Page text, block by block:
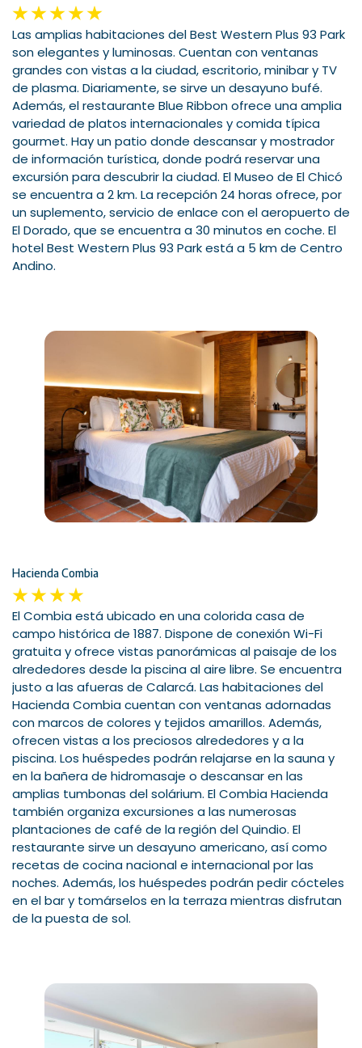
Las amplias habitaciones del Best Western Plus 93 Park
son elegantes y luminosas. Cuentan con ventanas
grandes con vistas a la ciudad, escritorio, minibar y TV
de plasma. Diariamente, se sirve un desayuno bufé.
Además, el restaurante Blue Ribbon ofrece una amplia
variedad de platos internacionales y comida típica
gourmet. Hay un patio donde descansar y mostrador
de información turística, donde podrá reservar una
excursión para descubrir la ciudad. El Museo de El Chicó
se encuentra a 2 km. La recepción 24 horas ofrece, por
un suplemento, servicio de enlace con el aeropuerto de
El Dorado, que se encuentra a 30 minutos en coche. El
hotel Best Western Plus 93 Park está a 5 km de Centro
Andino.
Hacienda Combia
El Combia está ubicado en una colorida casa de
campo histórica de 1887. Dispone de conexión Wi-Fi
gratuita y ofrece vistas panorámicas al paisaje de los
alrededores desde la piscina al aire libre. Se encuentra
justo a las afueras de Calarcá. Las habitaciones del
Hacienda Combia cuentan con ventanas adornadas
con marcos de colores y tejidos amarillos. Además,
ofrecen vistas a los preciosos alrededores y a la
piscina. Los huéspedes podrán relajarse en la sauna y
en la bañera de hidromasaje o descansar en las
amplias tumbonas del solárium. El Combia Hacienda
también organiza excursiones a las numerosas
plantaciones de café de la región del Quindio. El
restaurante sirve un desayuno americano, así como
recetas de cocina nacional e internacional por las
noches. Además, los huéspedes podrán pedir cócteles
en el bar y tomárselos en la terraza mientras disfrutan
de la puesta de sol.